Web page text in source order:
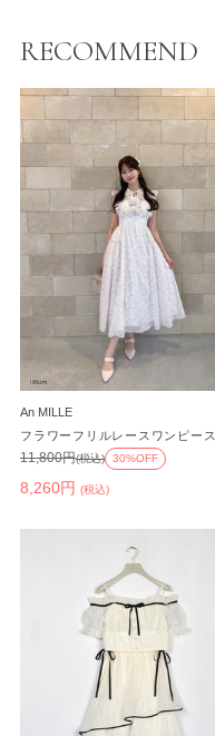
RECOMMEND
An MILLE
フラワーフリルレースワンピース
8,260円 (税込)
11,800円(税込) 30%OFF